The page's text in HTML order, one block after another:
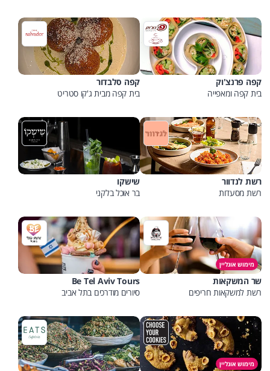
קפה פרנצ'וק
בית קפה ומאפייה
קפה סלבדור
בית קפה מבית ג'קו סטריט
רשת לנדוור
רשת מסעדות
שישקו
בר אוכל בלקני
מימוש אונליין
שר המשקאות
רשת למשקאות חריפים
Be Tel Aviv Tours
סיורים מודרכים בתל אביב
מימוש אונליין